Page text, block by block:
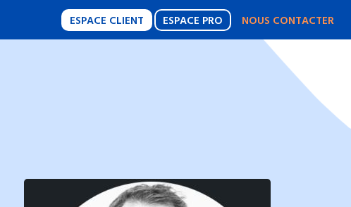
ESPACE CLIENT ESPACE PRO NOUS CONTACTER